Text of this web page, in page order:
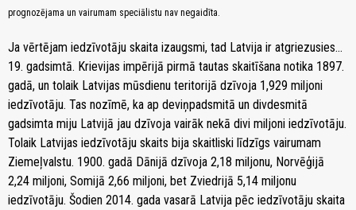
prognozējama un vairumam speciālistu nav negaidīta.
Ja vērtējam iedzīvotāju skaita izaugsmi, tad Latvija ir atgriezusies...
19. gadsimtā. Krievijas impērijā pirmā tautas skaitīšana notika 1897.
gadā, un tolaik Latvijas mūsdienu teritorijā dzīvoja 1,929 miljoni
iedzīvotāju. Tas nozīmē, ka ap deviņpadsmitā un divdesmitā
gadsimta miju Latvijā jau dzīvoja vairāk nekā divi miljoni iedzīvotāju.
Tolaik Latvijas iedzīvotāju skaits bija skaitliski līdzīgs vairumam
Ziemeļvalstu. 1900. gadā Dānijā dzīvoja 2,18 miljonu, Norvēģijā
2,24 miljoni, Somijā 2,66 miljoni, bet Zviedrijā 5,14 miljonu
iedzīvotāju. Šodien 2014. gada vasarā Latvija pēc iedzīvotāju skaita